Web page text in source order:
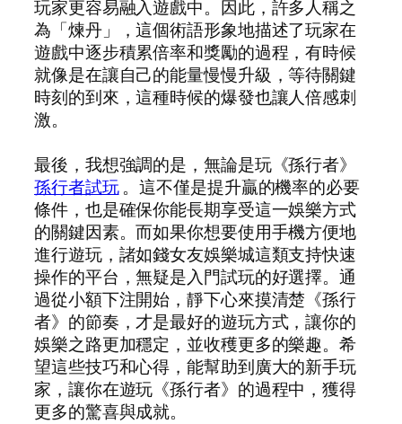
玩家更容易融入遊戲中。因此，許多人稱之
為「煉丹」，這個術語形象地描述了玩家在
遊戲中逐步積累倍率和獎勵的過程，有時候
就像是在讓自己的能量慢慢升級，等待關鍵
時刻的到來，這種時候的爆發也讓人倍感刺
激。
最後，我想強調的是，無論是玩《孫行者》
孫行者試玩。這不僅是提升贏的機率的必要
條件，也是確保你能長期享受這一娛樂方式
的關鍵因素。而如果你想要使用手機方便地
進行遊玩，諸如錢女友娛樂城這類支持快速
操作的平台，無疑是入門試玩的好選擇。通
過從小額下注開始，靜下心來摸清楚《孫行
者》的節奏，才是最好的遊玩方式，讓你的
娛樂之路更加穩定，並收穫更多的樂趣。希
望這些技巧和心得，能幫助到廣大的新手玩
家，讓你在遊玩《孫行者》的過程中，獲得
更多的驚喜與成就。